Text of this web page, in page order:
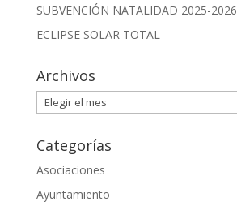
SUBVENCIÓN NATALIDAD 2025-2026
ECLIPSE SOLAR TOTAL
Archivos
Archivos
Categorías
Asociaciones
Ayuntamiento